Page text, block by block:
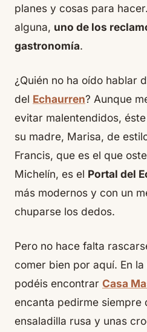
planes y cosas para
alguna, uno de los
gastronomía.
¿Quién no ha oído hablar
del Echaurren? Aunque
evitar malentendidos,
su madre, Marisa, de
Francis, que es el que
Michelín, es el Portal del
más modernos y con un
chuparse los dedos.
Pero no hace falta
comer bien por aquí. En
podéis encontrar Casa
encanta pedirme siempre
ensaladilla rusa y unas